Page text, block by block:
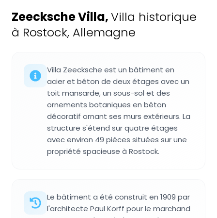
Zeecksche Villa,Villa historique
à Rostock, Allemagne
Villa Zeecksche est un bâtiment en
acier et béton de deux étages avec un
toit mansarde, un sous-sol et des
ornements botaniques en béton
décoratif ornant ses murs extérieurs. La
structure s'étend sur quatre étages
avec environ 49 pièces situées sur une
propriété spacieuse à Rostock.
Le bâtiment a été construit en 1909 par
l'architecte Paul Korff pour le marchand